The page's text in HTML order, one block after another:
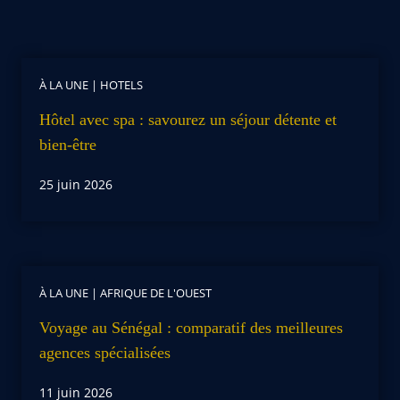
À LA UNE | HOTELS
Hôtel avec spa : savourez un séjour détente et
bien-être
25 juin 2026
À LA UNE | AFRIQUE DE L'OUEST
Voyage au Sénégal : comparatif des meilleures
agences spécialisées
11 juin 2026